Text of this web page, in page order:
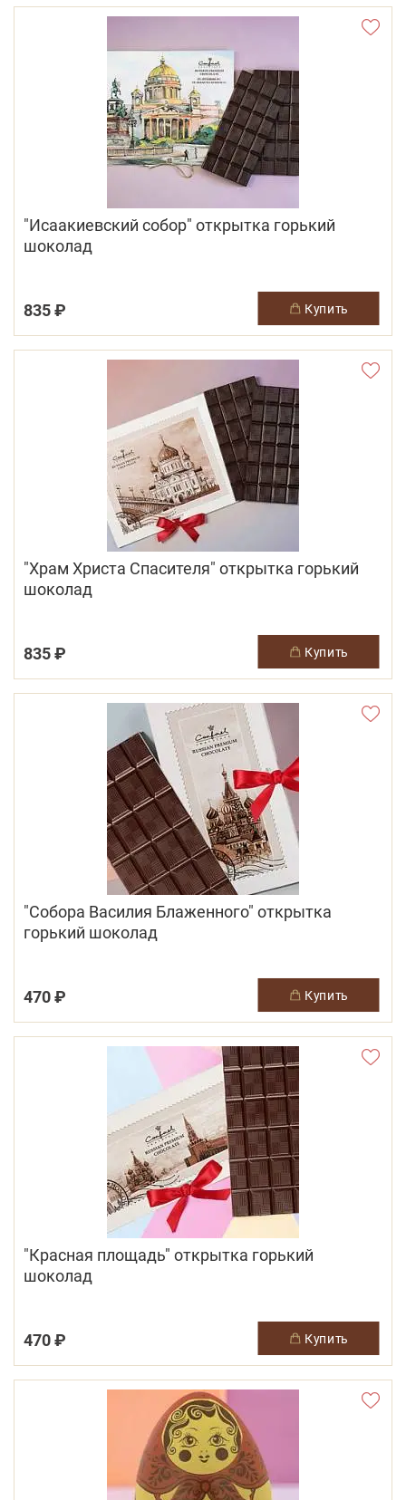
"Исаакиевский собор" открытка горький
шоколад
835 ₽ купить
"Храм Христа Спасителя" открытка горький
шоколад
835 ₽ купить
"Собора Василия Блаженного" открытка
горький шоколад
470 ₽ купить
"Красная площадь" открытка горький
шоколад
470 ₽ купить